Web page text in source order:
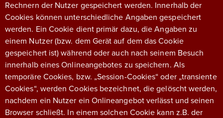
Rechnern der Nutzer gespeichert werden. Innerhalb der
Cookies können unterschiedliche Angaben gespeichert
werden. Ein Cookie dient primär dazu, die Angaben zu
einem Nutzer (bzw. dem Gerät auf dem das Cookie
gespeichert ist) während oder auch nach seinem Besuch
innerhalb eines Onlineangebotes zu speichern. Als
temporäre Cookies, bzw. „Session-Cookies“ oder „transiente
Cookies“, werden Cookies bezeichnet, die gelöscht werden,
nachdem ein Nutzer ein Onlineangebot verlässt und seinen
Browser schließt. In einem solchen Cookie kann z.B. der